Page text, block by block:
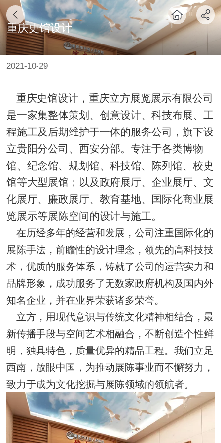
重庆史馆设计
2021-10-29
重庆史馆设计，重庆立方展览展示有限公司
是一家集整体策划、创意设计、科技布展、工
程施工及后期维护于一体的服务公司，旗下设
立贵阳分公司、西安分部。专注于各类博物
馆、纪念馆、规划馆、科技馆、陈列馆、校史
馆等大型展馆；以及政府展厅、企业展厅、文
化展厅、廉政展厅、教育基地、国际化商业展
览展示等展陈空间的设计与施工。
在历经多年的经营和发展，公司注重国际化的
展陈手法，前瞻性的设计理念，领先的高科技技
术，优质的服务体系，铸就了公司的运营实力和
品牌形象，成功服务了无数家政府机构及国内外
知名企业，并在业界荣获诸多荣誉。
立方，用现代意识与传统文化精神相结合，最
新传播手段与空间艺术相融合，不断创造个性鲜
明，独具特色，质量优异的精品工程。我们立足
西南，放眼中国，为推动展陈事业而不懈努力，
致力于成为文化挖掘与展陈领域的领航者。